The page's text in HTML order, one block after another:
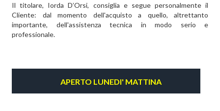
Il titolare, Iorda D’Orsi, consiglia e segue personalmente il
Cliente: dal momento dell'acquisto a quello, altrettanto
importante, dell'assistenza tecnica in modo serio e
professionale.
APERTO LUNEDI' MATTINA